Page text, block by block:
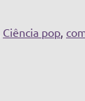
Ciência pop,